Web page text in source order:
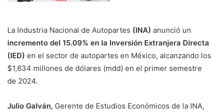
La Industria Nacional de Autopartes (INA) anunció un
incremento del 15.09% en la Inversión Extranjera Directa
(IED) en el sector de autopartes en México, alcanzando los
$1,634 millones de dólares (mdd) en el primer semestre
de 2024.
Julio Galván, Gerente de Estudios Económicos de la INA,